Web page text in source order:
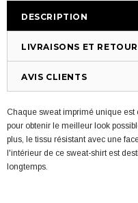
DESCRIPTION
LIVRAISONS ET
AVIS CLIENTS
Chaque sweat imprimé unique est
pour obtenir le meilleur look
plus, le tissu résistant avec une
l'intérieur de ce sweat-shirt est
longtemps.